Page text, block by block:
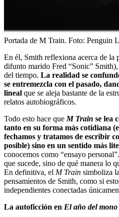
Portada de M Train. Foto: Penguin
En él, Smith reflexiona acerca de la
difunto marido Fred “Sonic”
del tiempo. La realidad se
se entremezcla con el pasado,
lineal que se aleja bastante de la
relatos autobiográficos.
Todo esto hace que M Train se lea
tanto en su forma más cotidiana
fechamos y tratamos de escribir
posible) sino en un sentido más
conocemos como “ensayo
que sucede, sino de qué manera lo
En definitiva, el M Train simboliza
pensamientos de Smith, como si
independientes conectadas
La autoficción en El año del mono